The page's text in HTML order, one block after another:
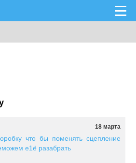
18 марта
что бы поменять сцепление
е1ё разабрать